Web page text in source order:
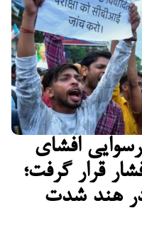
افشای
قرار گرفت؛
در هند شدت